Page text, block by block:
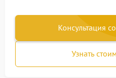
Консультация
Узнать